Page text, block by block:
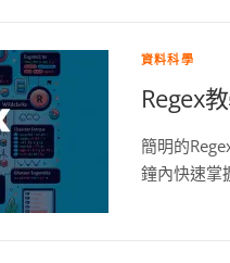
資料科學
Regex
簡明的
鐘內快速掌